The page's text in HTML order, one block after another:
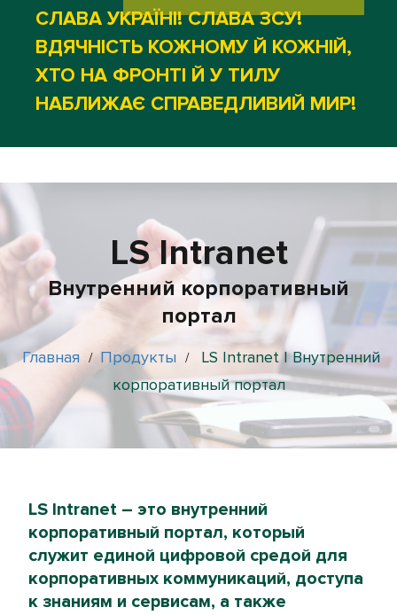
СЛАВА УКРАЇНІ! СЛАВА ЗСУ!
ВДЯЧНІСТЬ КОЖНОМУ Й КОЖНІЙ,
ХТО НА ФРОНТІ Й У ТИЛУ
НАБЛИЖАЄ СПРАВЕДЛИВИЙ МИР!
LS Intranet
Внутренний корпоративный
портал
Главная / Продукты /
LS Intranet | Внутренний
корпоративный портал
LS Intranet – это внутренний
корпоративный портал, который
служит единой цифровой средой для
корпоративных коммуникаций, доступа
к знаниям и сервисам, а также